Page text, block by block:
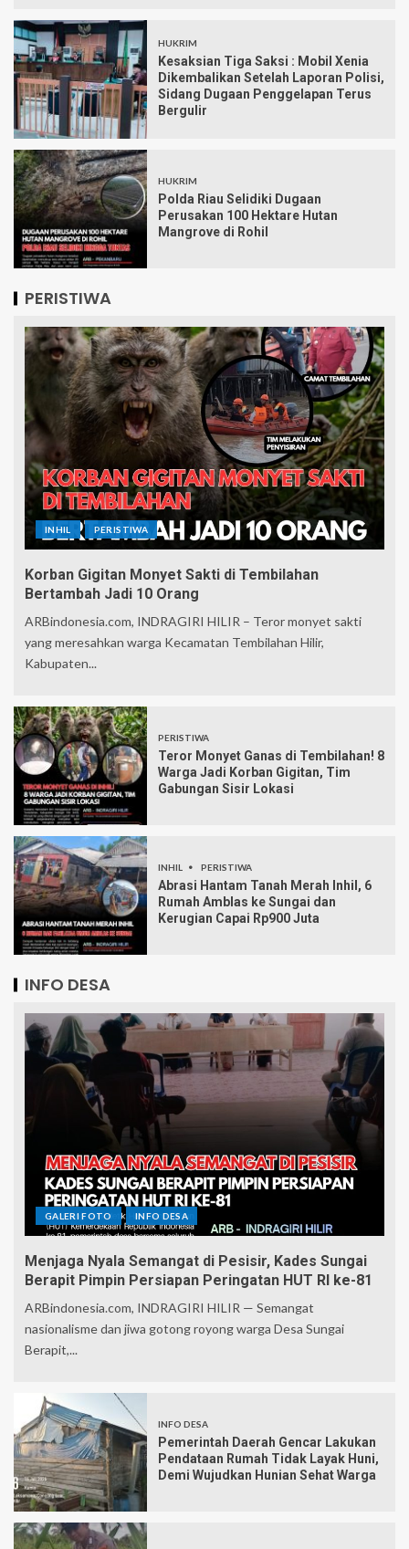
HUKRIM
Kesaksian Tiga Saksi : Mobil Xenia
Dikembalikan Setelah Laporan Polisi,
Sidang Dugaan Penggelapan Terus
Bergulir
HUKRIM
Polda Riau Selidiki Dugaan
Perusakan 100 Hektare Hutan
Mangrove di Rohil
PERISTIWA
INHIL PERISTIWA
Korban Gigitan Monyet Sakti di Tembilahan
Bertambah Jadi 10 Orang
ARBindonesia.com, INDRAGIRI HILIR – Teror monyet sakti
yang meresahkan warga Kecamatan Tembilahan Hilir,
Kabupaten...
PERISTIWA
Teror Monyet Ganas di Tembilahan! 8
Warga Jadi Korban Gigitan, Tim
Gabungan Sisir Lokasi
INHIL PERISTIWA
Abrasi Hantam Tanah Merah Inhil, 6
Rumah Amblas ke Sungai dan
Kerugian Capai Rp900 Juta
INFO DESA
GALERI FOTO INFO DESA
Menjaga Nyala Semangat di Pesisir, Kades Sungai
Berapit Pimpin Persiapan Peringatan HUT RI ke-81
ARBindonesia.com, INDRAGIRI HILIR — Semangat
nasionalisme dan jiwa gotong royong warga Desa Sungai
Berapit,...
INFO DESA
Pemerintah Daerah Gencar Lakukan
Pendataan Rumah Tidak Layak Huni,
Demi Wujudkan Hunian Sehat Warga